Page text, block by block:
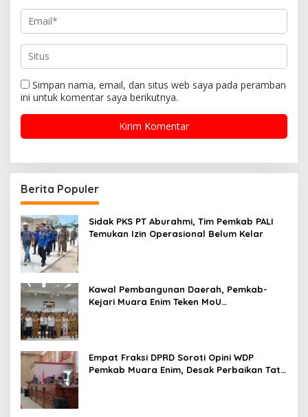
Simpan nama, email, dan situs web saya pada peramban
ini untuk komentar saya berikutnya.
Berita Populer
Sidak PKS PT Aburahmi, Tim Pemkab PALI
Temukan Izin Operasional Belum Kelar
Kawal Pembangunan Daerah, Pemkab-
Kejari Muara Enim Teken MoU
Empat Fraksi DPRD Soroti Opini WDP
Pemkab Muara Enim, Desak Perbaikan Tata